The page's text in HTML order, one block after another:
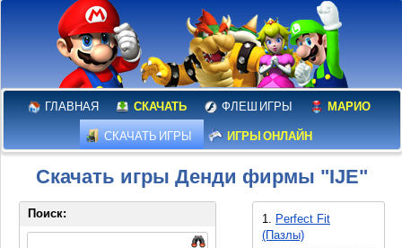
ГЛАВНАЯ СКАЧАТЬ ФЛЕШ ИГРЫ МАРИО
СКАЧАТЬ ИГРЫ ИГРЫ ОНЛАЙН
Скачать игры Денди фирмы "IJE"
1.
Perfect Fit
(Пазлы)
Поиск: